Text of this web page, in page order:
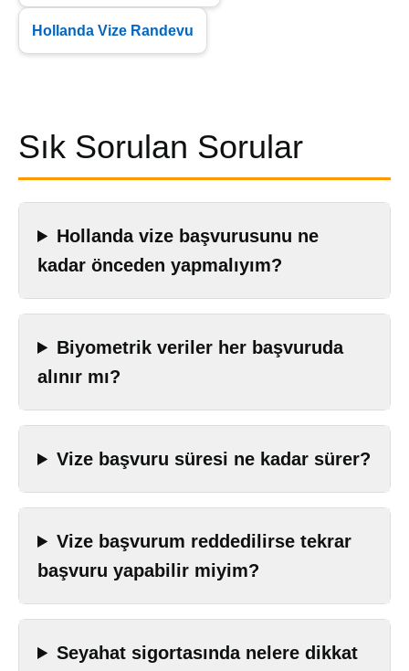
Hollanda Vize Randevu
Sık Sorulan Sorular
Hollanda vize başvurusunu ne
kadar önceden yapmalıyım?
Biyometrik veriler her başvuruda
alınır mı?
Vize başvuru süresi ne kadar sürer?
Vize başvurum reddedilirse tekrar
başvuru yapabilir miyim?
Seyahat sigortasında nelere dikkat